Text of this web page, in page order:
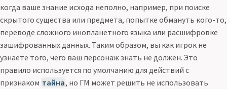
когда ваше знание исхода неполно, например, при поиске
скрытого существа или предмета, попытке обмануть кого-то,
переводе сложного инопланетного языка или расшифровке
зашифрованных данных. Таким образом, вы как игрок не
узнаете того, чего ваш персонаж знать не должен. Это
правило используется по умолчанию для действий с
признаком тайна, но ГМ может решить не использовать